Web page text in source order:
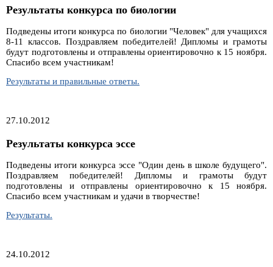
Результаты конкурса по биологии
Подведены итоги конкурса по биологии "Человек" для учащихся
8-11 классов. Поздравляем победителей! Дипломы и грамоты
будут подготовлены и отправлены ориентировочно к 15 ноября.
Спасибо всем участникам!
Результаты и правильные ответы.
27.10.2012
Результаты конкурса эссе
Подведены итоги конкурса эссе "Один день в школе будущего".
Поздравляем победителей! Дипломы и грамоты будут
подготовлены и отправлены ориентировочно к 15 ноября.
Спасибо всем участникам и удачи в творчестве!
Результаты.
24.10.2012